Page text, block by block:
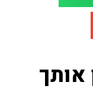
אותך